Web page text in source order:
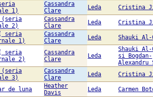
1)
Cassandra
Clare
Leda Cristina
(seria
2)
Cassandra
Clare
Leda Cristina
seria
1)
Cassandra
Clare
Leda Shauki Al-
seria
2)
Cassandra
Clare
Leda
Shauki Al-
si Bogdan-
Alexandru
(seria
3)
Cassandra
Clare
Leda Cristina
de luna
Heather
Davis
Leda Carmen